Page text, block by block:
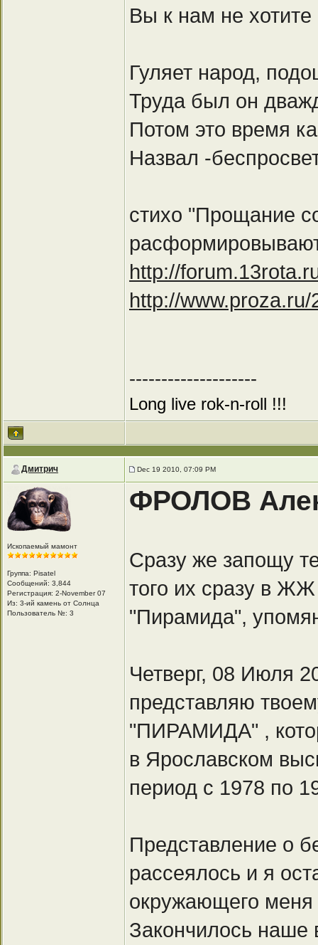
Вы к нам не хотите
Гуляет народ,
Труда был он
Потом это время
Назвал -
стихо "Прощание
http://
http://
--------------------
Long live rok-n-roll !!!
Дмитрич Dec 19 2010, 07:09 PM
Ископаемый мамонт
Группа: Pisatel
Сообщений: 3,844
Регистрация: 2-November 07
Из: 3-ий камень от Солнца
Пользователь №: 3
ФРОЛОВ
Сразу же запощу
того их сразу в
"Пирамида",
Четверг, 08 Июля
представляю
"ПИРАМИДА" ,
в Ярославском
период с 1978 по
Представление о
рассеялось и я
окружающего
Закончилось наше